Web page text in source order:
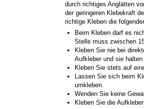
durch richtiges Anglätten
der geringeren Klebekraft
richtige Kleben die
Beim Kleben darf es
Stelle muss zwischen
Kleben Sie nie bei
Aufkleber und sie
Kleben Sie stets auf
Lassen Sie sich beim
umkleben.
Wenden Sie keine
Kleben Sie die